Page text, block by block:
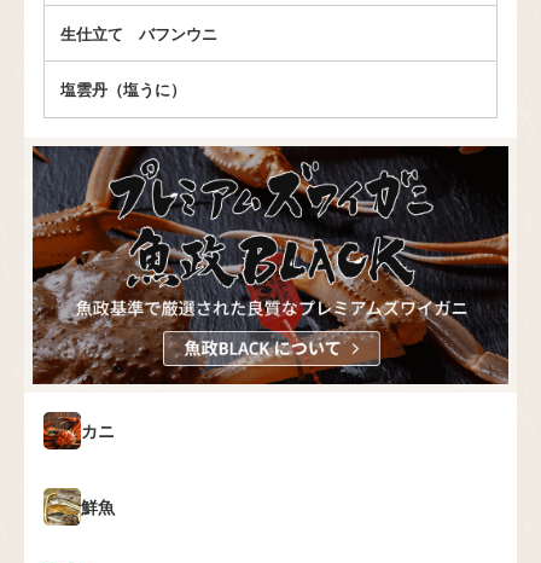
生仕立て バフンウニ
塩雲丹（塩うに）
カニ
鮮魚